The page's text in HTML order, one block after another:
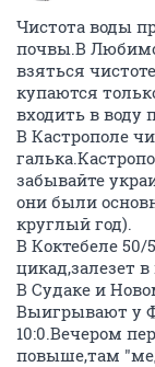
Чистота воды
почвы.В
взяться
купаются
входить в воду
В Кастрополе
забывайте
они были
круглый год).
В Коктебеле
цикад,залезет
В Судаке и
Выигрывают у
10:0.Вечером
повыше,там